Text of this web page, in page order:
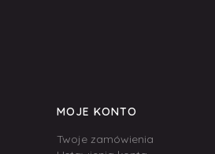
Linki w stopce
MOJE KONTO
Twoje zamówienia